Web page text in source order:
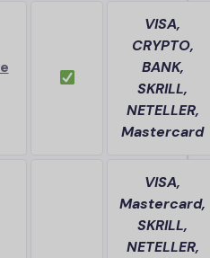
VISA,
CRYPTO,
BANK,
SKRILL,
NETELLER,
Mastercard
VISA,
Mastercard,
SKRILL,
NETELLER,